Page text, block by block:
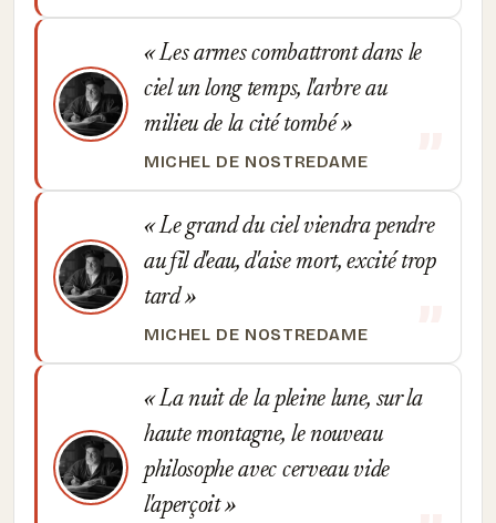
Les armes combattront dans le
ciel un long temps, l'arbre au
milieu de la cité tombé
MICHEL DE NOSTREDAME
Le grand du ciel viendra pendre
au fil d'eau, d'aise mort, excité trop
tard
MICHEL DE NOSTREDAME
La nuit de la pleine lune, sur la
haute montagne, le nouveau
philosophe avec cerveau vide
l'aperçoit